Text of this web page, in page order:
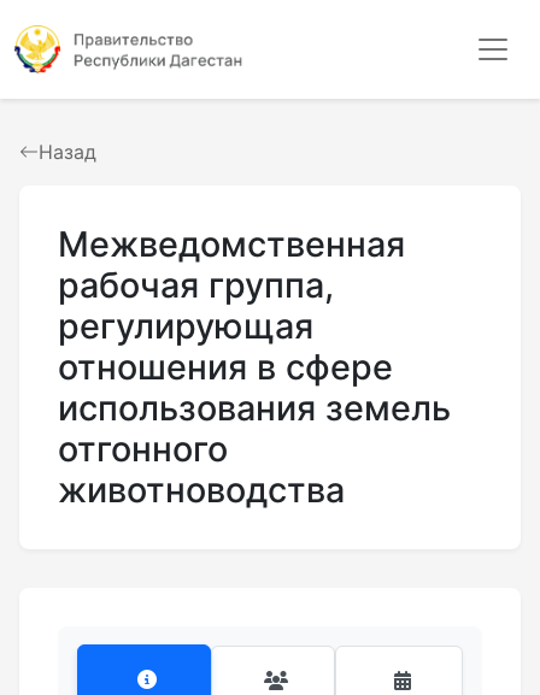
Назад
Межведомственная
рабочая группа,
регулирующая
отношения в сфере
использования земель
отгонного
животноводства